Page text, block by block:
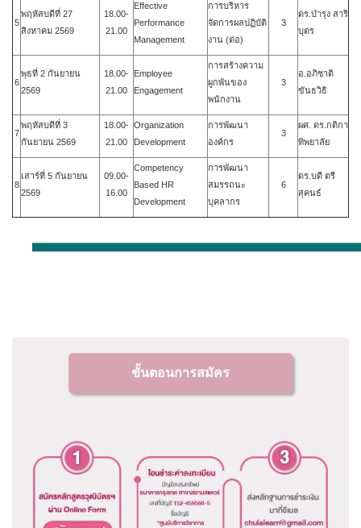
5
พฤหัสบดีที่ 27
สิงหาคม 2569
18.00-
21.00
Effective
Performance
Management
การบริหาร
จัดการผลปฏิบัติ
งาน (ต่อ)
3
ดร.บำรุง สาริ
บุตร
6
พุธที่ 2 กันยายน
2569
18.00-
21.00
Employee
Engagement
การสร้างความ
ผูกพันของ
พนักงาน
3
อ.อภิชาติ
ขันธวิธิ
7
พฤหัสบดีที่ 3
กันยายน 2569
18.00-
21.00
Organization
Development
การพัฒนา
องค์กร
3
ผศ. ดร.กติกา
ทิพยาลัย
8
เสาร์ที่ 5 กันยายน
2569
09.00-
16.00
Competency
Based HR
Development
การพัฒนา
สมรรถนะ
บุคลากร
6
ดร.บดี ตรี
สุคนธ์
ขั้นตอนการสมัคร